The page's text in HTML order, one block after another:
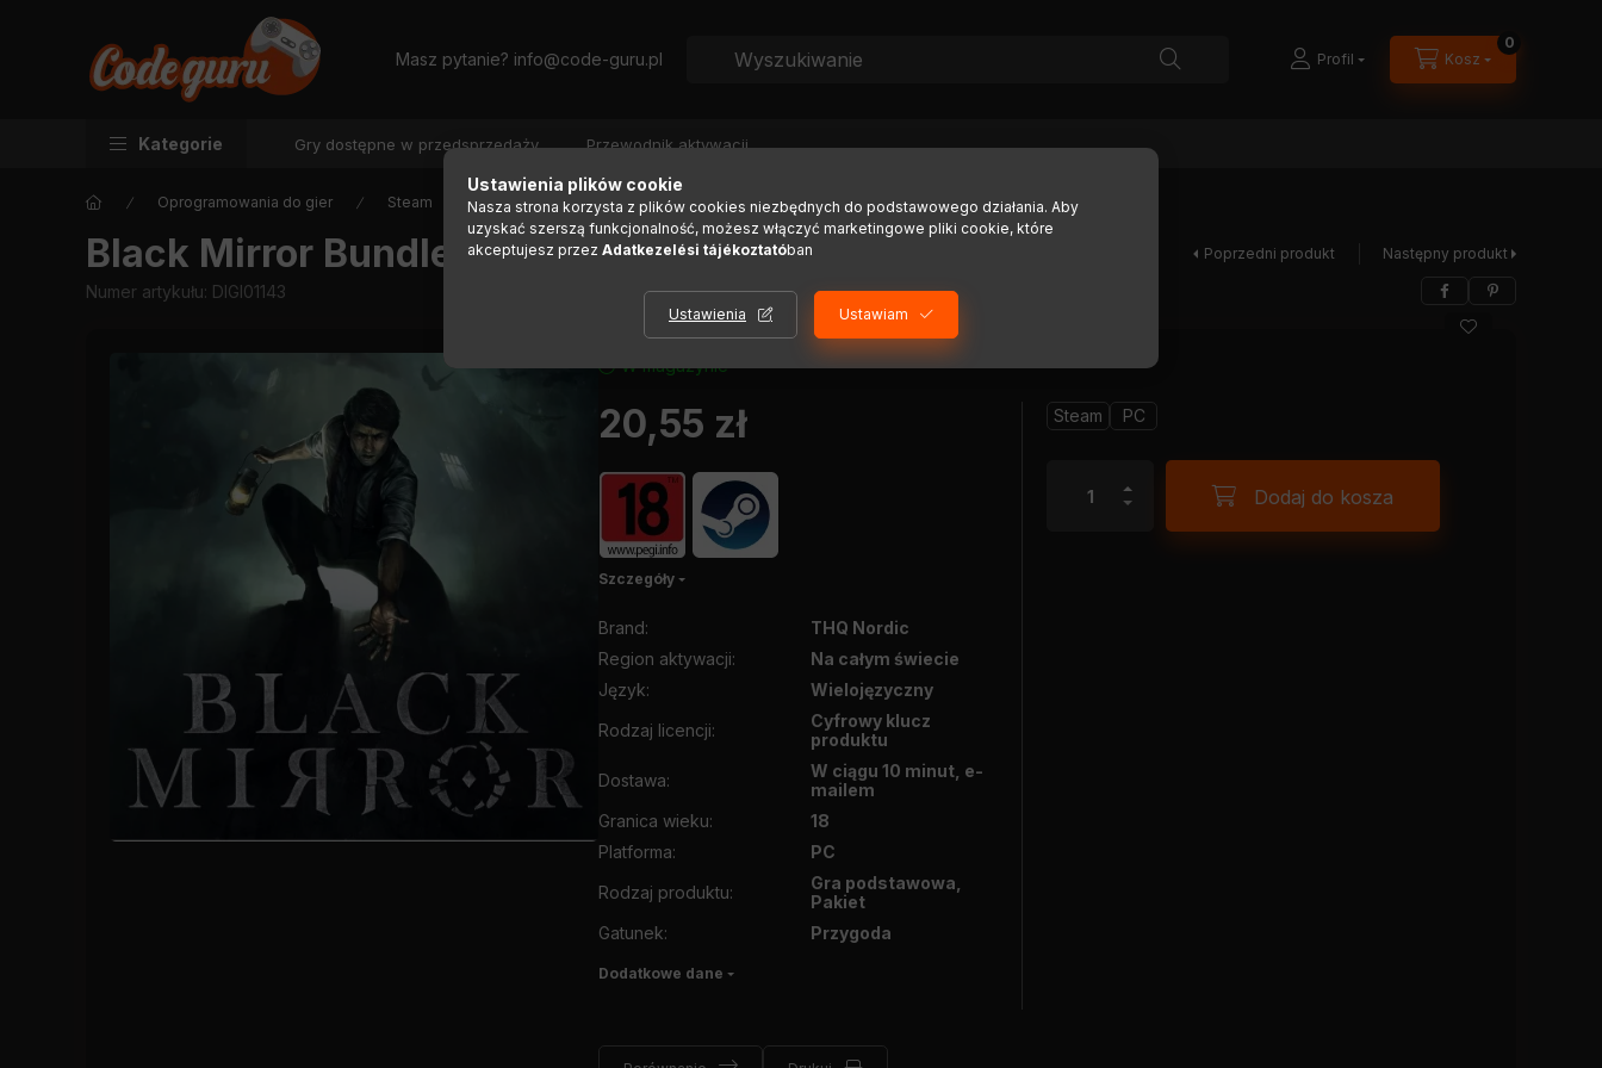
Masz pytanie? info@code-guru.pl Profil Kosz
0
Kategorie Gry dostępne w przedsprzedaży Przewodnik aktywacji
Oprogramowania do gier Steam
Poprzedni produkt Następny produkt
Black Mirror Bundle
Numer artykułu: DIGI01143
W magazynie
20,55 zł
Szczegóły
Brand:
THQ Nordic
Region aktywacji:
Na całym świecie
Język:
Wielojęzyczny
Rodzaj licencji:
Cyfrowy klucz
produktu
Dostawa:
W ciągu 10 minut, e-
mailem
Granica wieku:
18
Platforma:
PC
Rodzaj produktu:
Gra podstawowa,
Pakiet
Gatunek: Przygoda
Dodatkowe dane
Steam PC
Dodaj do kosza
Ustawienia plików cookie
Nasza strona korzysta z plików cookies niezbędnych do podstawowego działania. Aby
uzyskać szerszą funkcjonalność, możesz włączyć marketingowe pliki cookie, które
akceptujesz przez Adatkezelési tájékoztatóban
Ustawienia Ustawiam